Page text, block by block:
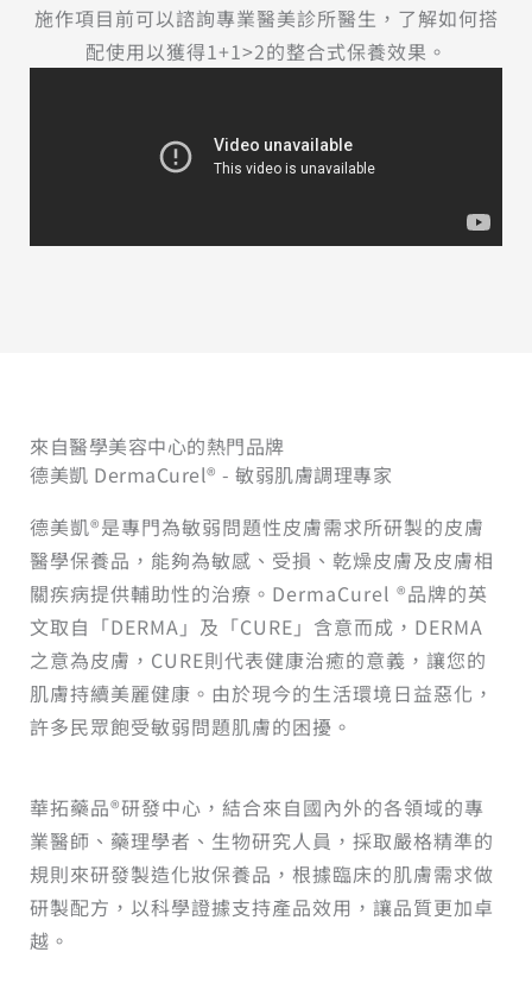
施作項目前可以諮詢專業醫美診所醫生，了解如何搭
配使用以獲得1+1>2的整合式保養效果。
來自醫學美容中心的熱門品牌
德美凱 DermaCurel® - 敏弱肌膚調理專家
德美凱®是專門為敏弱問題性皮膚需求所研製的皮膚
醫學保養品，能夠為敏感、受損、乾燥皮膚及皮膚相
關疾病提供輔助性的治療。DermaCurel ®品牌的英
文取自「DERMA」及「CURE」含意而成，DERMA
之意為皮膚，CURE則代表健康治癒的意義，讓您的
肌膚持續美麗健康。由於現今的生活環境日益惡化，
許多民眾飽受敏弱問題肌膚的困擾。
華拓藥品®研發中心，結合來自國內外的各領域的專
業醫師、藥理學者、生物研究人員，採取嚴格精準的
規則來研發製造化妝保養品，根據臨床的肌膚需求做
研製配方，以科學證據支持產品效用，讓品質更加卓
越。